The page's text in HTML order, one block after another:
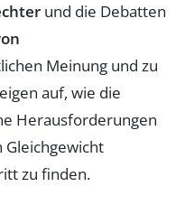
und die Debatten
Meinung und zu
auf, wie die
Herausforderungen
Gleichgewicht
zu finden.